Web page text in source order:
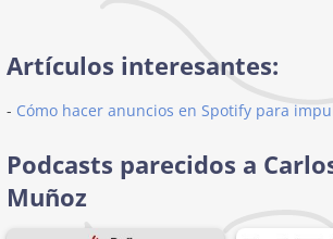
Artículos interesantes:
- Cómo hacer anuncios en Spotify para
Podcasts parecidos a
Muñoz